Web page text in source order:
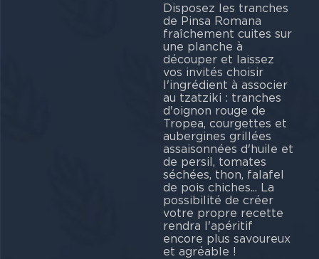
Disposez les tranches
de Pinsa Romana
fraîchement cuites sur
une planche à
découper et laissez
vos invités choisir
l'ingrédient à associer
au tzatziki : tranches
d'oignon rouge de
Tropea, courgettes et
aubergines grillées
assaisonnées d'huile et
de persil, tomates
séchées, thon, falafel
de pois chiches... La
possibilité de créer
votre propre recette
rendra l'apéritif
encore plus savoureux
et agréable !